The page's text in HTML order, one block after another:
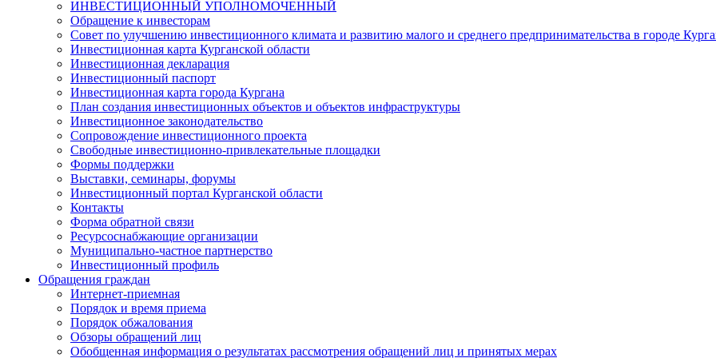
ИНВЕСТИЦИОННЫЙ УПОЛНОМОЧЕННЫЙ
Обращение к инвесторам
Совет по улучшению инвестиционного климата и развитию малого и среднего предпринимательства в городе
Инвестиционная карта Курганской области
Инвестиционная декларация
Инвестиционный паспорт
Инвестиционная карта города Кургана
План создания инвестиционных объектов и объектов инфраструктуры
Инвестиционное законодательство
Сопровождение инвестиционного проекта
Свободные инвестиционно-привлекательные площадки
Формы поддержки
Выставки, семинары, форумы
Инвестиционный портал Курганской области
Контакты
Форма обратной связи
Ресурсоснабжающие организации
Муниципально-частное партнерство
Инвестиционный профиль
Обращения граждан
Интернет-приемная
Порядок и время приема
Порядок обжалования
Обзоры обращений лиц
Обобщенная информация о результатах рассмотрения обращений лиц и принятых мерах